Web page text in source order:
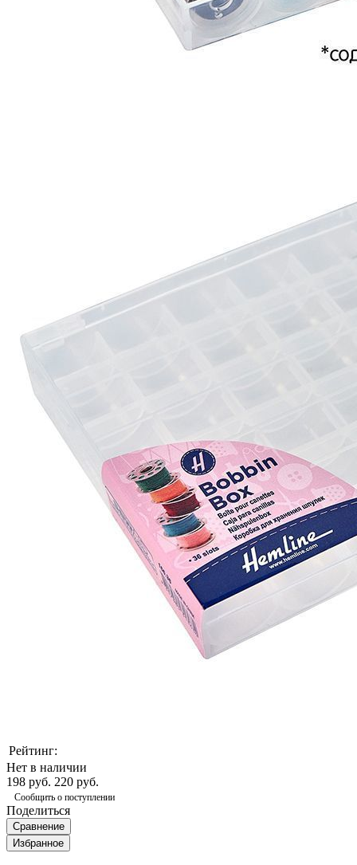
Рейтинг:
Нет в наличии
198 руб. 220 руб.
Сообщить о поступлении
Поделиться
Сравнение
Избранное